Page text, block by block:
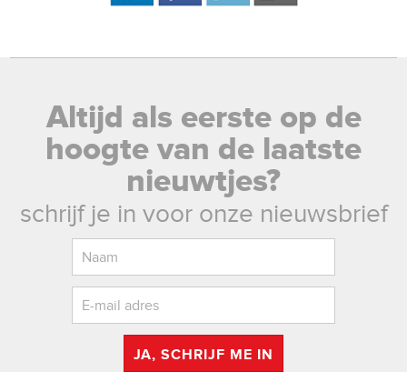
Altijd als eerste op de
hoogte van de laatste
nieuwtjes?
schrijf je in voor onze nieuwsbrief
JA, SCHRIJF ME IN